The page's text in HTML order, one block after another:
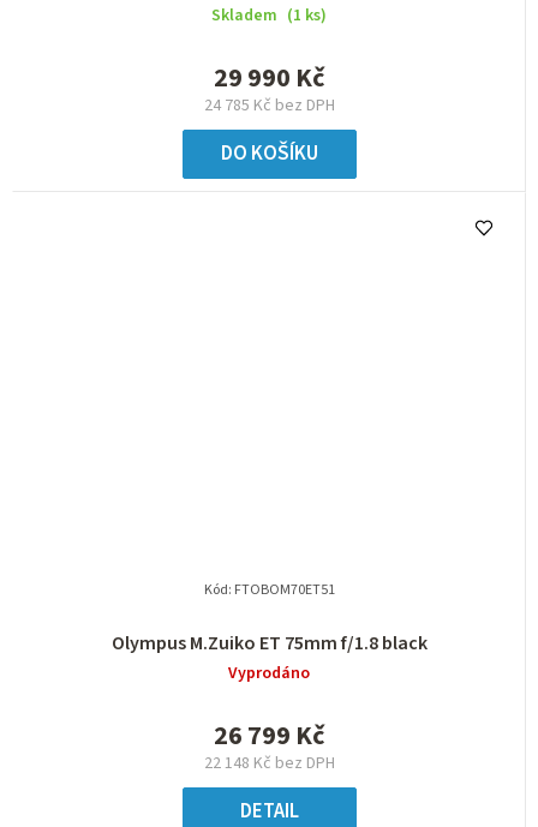
Skladem (1 ks)
24 785 Kč bez DPH
29 990 Kč
DO KOŠÍKU
Olympus M.Zuiko ET 75mm f/1.8 black
Vyprodáno
22 148 Kč bez DPH
26 799 Kč
DETAIL
Kód: FTOBOM70ET51